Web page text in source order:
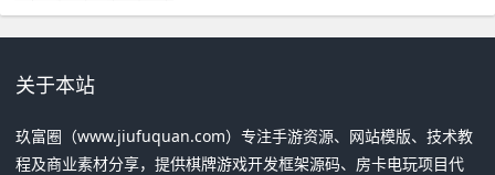
关于本站
玖富圈（www.jiufuquan.com）专注手游资源、网站模版、技术教
程及商业素材分享，提供棋牌游戏开发框架源码、房卡电玩项目代